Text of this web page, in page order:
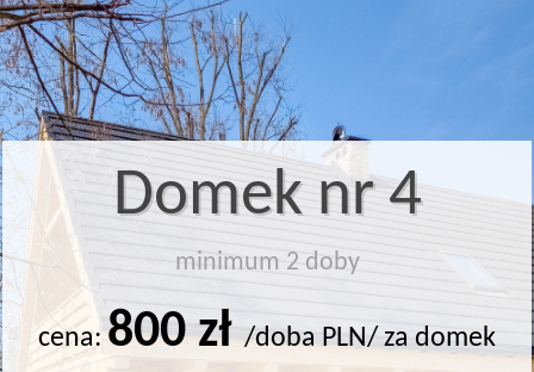
Domek nr 4
minimum 2 doby
cena:800 zł/doba PLN/ za domek